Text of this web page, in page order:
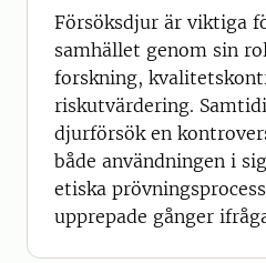
Försöksdjur är viktiga
samhället genom sin
forskning,
riskutvärdering.
djurförsök en
både användningen i
etiska
upprepade gånger